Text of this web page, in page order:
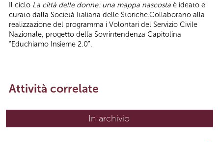
Il ciclo La città delle donne: una mappa nascosta è ideato e
curato dalla Società Italiana delle Storiche.Collaborano alla
realizzazione del programma i Volontari del Servizio Civile
Nazionale, progetto della Sovrintendenza Capitolina
“Educhiamo Insieme 2.0”.
Attività correlate
In archivio